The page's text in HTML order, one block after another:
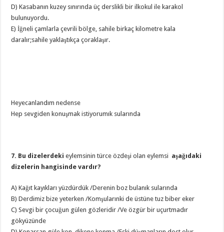
D) Kasabanın kuzey sınırında üç derslikli bir ilkokul ile karakol
bulunuyordu.
E) İğneli çamlarla çevrili bölge, sahile birkaç kilometre kala
daralır;sahile yaklaştıkça çoraklaşır.
Heyecanlandım nedense
Hep sevgiden konuşmak istiyorumık sularında
7. Bu dizelerdekieylemsinin türce özdeşi olan eylemsi aşağıdaki
dizelerin hangisinde vardır?
A) Kağıt kayıkları yüzdürdük /Derenin boz bulanık sularında
B) Derdimiz bize yeterken /Komşularınki de üstüne tuz biber eker
C) Sevgi bir çocuğun gülen gözleridir /Ve özgür bir uçurtmadır
gökyüzünde